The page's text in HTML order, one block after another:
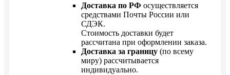
Доставка по РФ осуществляется
средствами Почты России или
СДЭК.
Стоимость доставки будет
рассчитана при оформлении заказа.
Доставка за границу (по всему
миру) рассчитывается
индивидуально.